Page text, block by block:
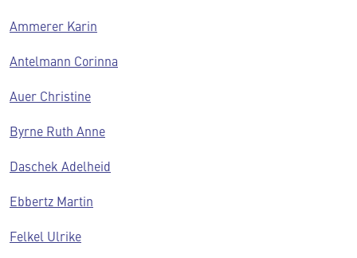
Ammerer Karin
Antelmann Corinna
Auer Christine
Byrne Ruth Anne
Daschek Adelheid
Ebbertz Martin
Felkel Ulrike